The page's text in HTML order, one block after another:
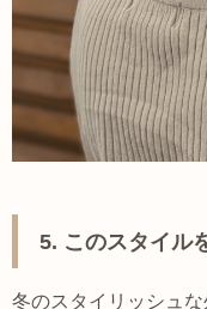
5. このスタイル
冬のスタイリッシュ